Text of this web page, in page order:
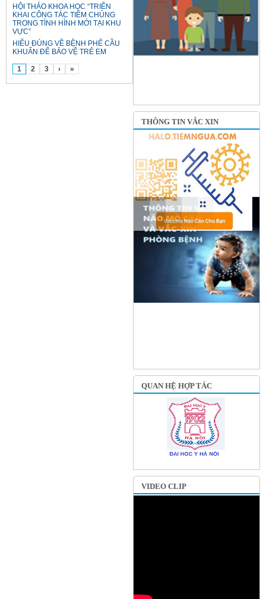
HỘI THẢO KHOA HỌC “TRIỂN
KHAI CÔNG TÁC TIÊM CHỦNG
TRONG TÌNH HÌNH MỚI TẠI KHU
VỰC”
HIỂU ĐÚNG VỀ BỆNH PHẾ CẦU
KHUẨN ĐỂ BẢO VỆ TRẺ EM
1 2 3 › »
THÔNG TIN VẮC XIN
QUAN HỆ HỢP TÁC
VIDEO CLIP